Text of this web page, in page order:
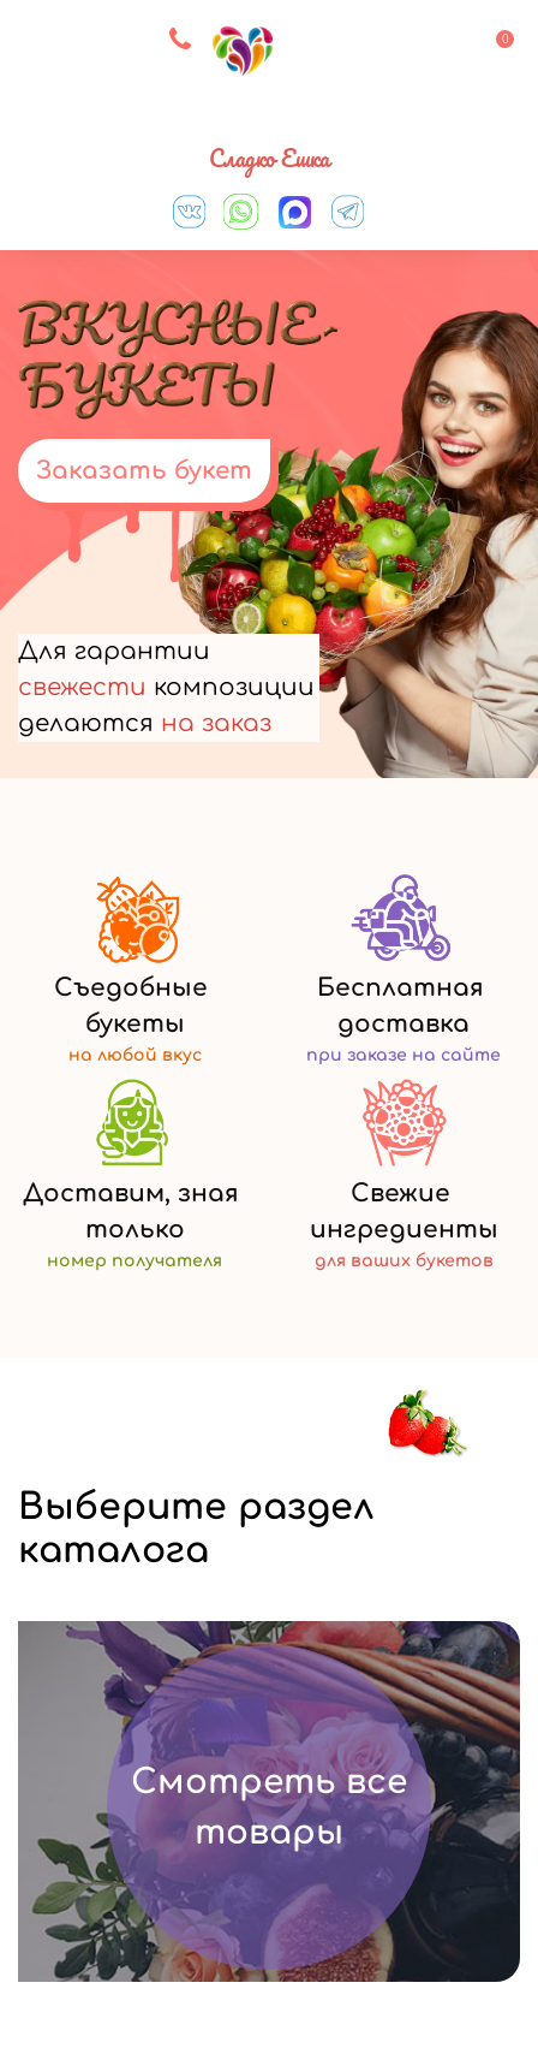
8 927 083 33 05 0
Сладко Ешка
Заказать букет
Для гарантии
свежести композиции
делаются на заказ
Съедобные
букеты
на любой вкус
Бесплатная
доставка
при заказе на сайте
Доставим, зная
только
номер получателя
Свежие
ингредиенты
для ваших букетов
Выберите раздел
каталога
Смотреть все
товары